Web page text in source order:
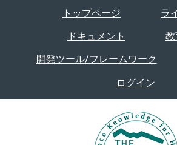
トップページ ラ
ドキュメント 教
開発ツール/フレームワーク
ログイン